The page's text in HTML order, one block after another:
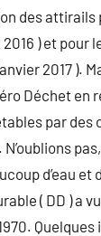
des attirails
) et pour
2017 ).
Déchet en
par des
d’eau et
( DD ) a
Quelques